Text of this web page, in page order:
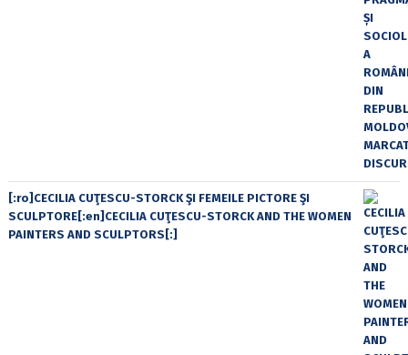
[:ro]CECILIA CUŢESCU-STORCK ŞI FEMEILE PICTORE ŞI
SCULPTORE[:en]CECILIA CUŢESCU-STORCK AND THE WOMEN
PAINTERS AND SCULPTORS[:]